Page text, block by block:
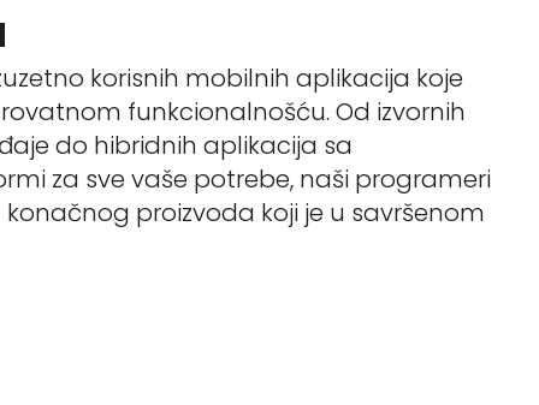
korisnih mobilnih aplikacija koje
funkcionalnošću. Od izvornih
do hibridnih aplikacija sa
za sve vaše potrebe, naši programeri
proizvoda koji je u savršenom